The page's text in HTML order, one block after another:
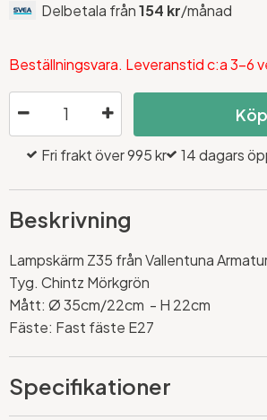
Delbetala från154 kr/månad
Beställningsvara. Leveranstid c:a 3-6
Köp
Fri frakt över 995 kr 14 dagars
Beskrivning
Lampskärm Z35 från Vallentuna
Tyg. Chintz Mörkgrön
Mått: Ø 35cm/22cm - H 22cm
Fäste: Fast fäste E27
Specifikationer